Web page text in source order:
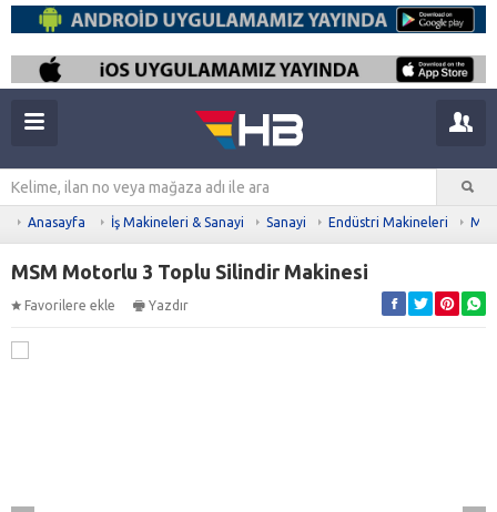
Anasayfa İş Makineleri & Sanayi Sanayi Endüstri Makineleri
MSM Motorlu 3 Toplu Silindir Makinesi
Favorilere ekle Yazdır